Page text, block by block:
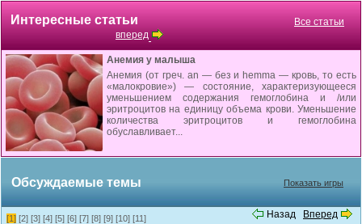
Интересные статьи
вперед
Все статьи
Анемия у малыша
Анемия (от греч. an — без и hemma — кровь, то есть
«малокровие») — состояние, характеризующееся
умень­шением содержания гемоглобина и /или
эритроцитов на единицу объема крови. Уменьшение
количества эритроцитов и гемоглобина
обуславливает...
Обсуждаемые темы Показать игры
Назад Вперед
[1] [2] [3] [4] [5] [6] [7] [8] [9] [10] [11]